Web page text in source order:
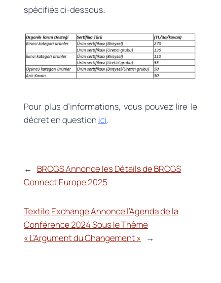
spécifiés ci-dessous.
Pour plus d’informations, vous pouvez lire le
décret en question ici.
←
BRCGS Annonce les Détails de BRCGS
Connect Europe 2025
Textile Exchange Annonce l’Agenda de la
Conférence 2024 Sous le Thème
« L’Argument du Changement »
→